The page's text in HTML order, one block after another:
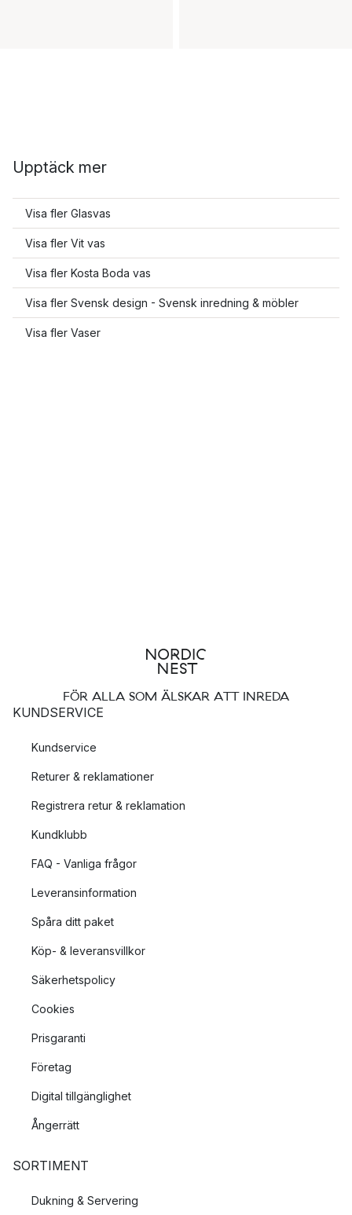
Upptäck mer
Visa fler Glasvas
Visa fler Vit vas
Visa fler Kosta Boda vas
Visa fler Svensk design - Svensk inredning & möbler
Visa fler Vaser
FÖR ALLA SOM ÄLSKAR ATT INREDA
KUNDSERVICE
Kundservice
Returer & reklamationer
Registrera retur & reklamation
Kundklubb
FAQ - Vanliga frågor
Leveransinformation
Spåra ditt paket
Köp- & leveransvillkor
Säkerhetspolicy
Cookies
Prisgaranti
Företag
Digital tillgänglighet
Ångerrätt
SORTIMENT
Dukning & Servering